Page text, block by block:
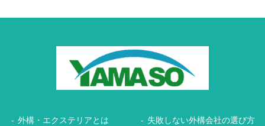
外構・エクステリアとは 失敗しない外構会社の選び方